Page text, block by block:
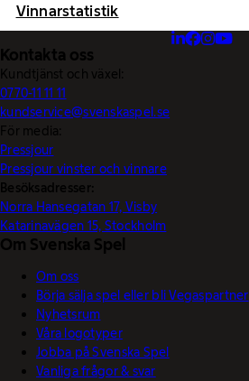
Vinnarstatistik
Kontakta oss
Kundtjänst och växel:
0770-11 11 11
kundservice@svenskaspel.se
För media:
Pressjour
Pressjour vinster och vinnare
Besöksadresser:
Norra Hansegatan 17, Visby
Katarinavägen 15, Stockholm
Om Svenska Spel
Om oss
Börja sälja spel eller bli Vegaspartner
Nyhetsrum
Våra logotyper
Jobba på Svenska Spel
Vanliga frågor & svar